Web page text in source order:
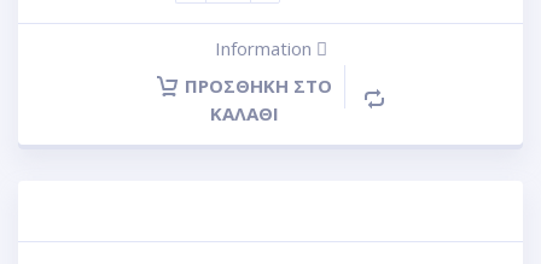
Information
ΠΡΟΣΘΉΚΗ ΣΤΟ
ΚΑΛΆΘΙ